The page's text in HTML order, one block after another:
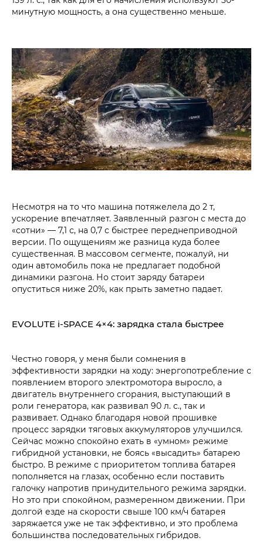
минутную мощность, а она существенно меньше.
Несмотря на то что машина потяжелела до 2 т,
ускорение впечатляет. Заявленный разгон с места до
«сотни» — 7,1 с, на 0,7 с быстрее переднеприводной
версии. По ощущениям же разница куда более
существенная. В массовом сегменте, пожалуй, ни
один автомобиль пока не предлагает подобной
динамики разгона. Но стоит заряду батареи
опуститься ниже 20%, как прыть заметно падает.
EVOLUTE i‑SPACE 4×4: зарядка стала быстрее
Честно говоря, у меня были сомнения в
эффективности зарядки на ходу: энергопотребление с
появлением второго электромотора выросло, а
двигатель внутреннего сгорания, выступающий в
роли генератора, как развивал 90 л. с., так и
развивает. Однако благодаря новой прошивке
процесс зарядки тяговых аккумуляторов улучшился.
Сейчас можно спокойно ехать в «умном» режиме
гибридной установки, не боясь «высадить» батарею
быстро. В режиме с приоритетом топлива батарея
пополняется на глазах, особенно если поставить
галочку напротив принудительного режима зарядки.
Но это при спокойном, размеренном движении. При
долгой езде на скорости свыше 100 км/ч батарея
заряжается уже не так эффективно, и это проблема
большинства последовательных гибридов.